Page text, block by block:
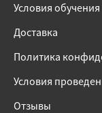
Условия обучения
Доставка
Политика
Условия
Отзывы